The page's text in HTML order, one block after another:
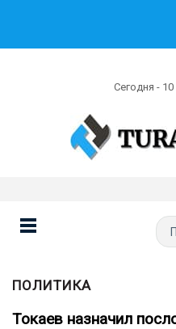
Сегодня - 10
ПОЛИТИКА
Токаев назначил